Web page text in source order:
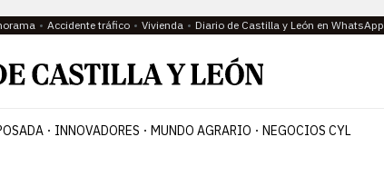
Accidente tráfico Vivienda Diario de Castilla y León en WhatsApp
INNOVADORES MUNDO AGRARIO NEGOCIOS CYL